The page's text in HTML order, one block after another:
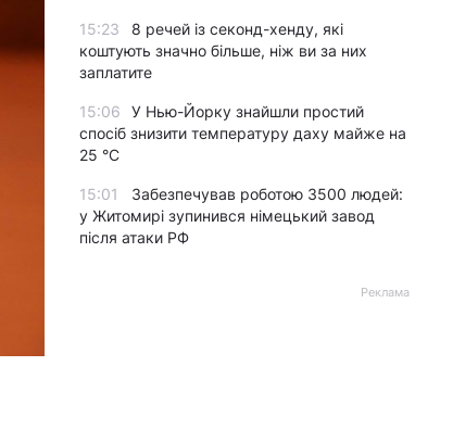
15:23
8 речей із секонд-хенду, які
коштують значно більше, ніж ви за них
заплатите
15:06
У Нью-Йорку знайшли простий
спосіб знизити температуру даху майже на
25 °C
15:01
Забезпечував роботою 3500 людей:
у Житомирі зупинився німецький завод
після атаки РФ
Реклама